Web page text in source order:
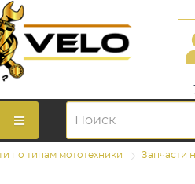
по типам мототехники Запчасти